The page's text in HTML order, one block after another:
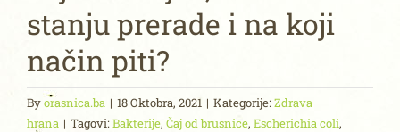
stanju prerade i na koji
način piti?
Byorasnica.ba | 18 Oktobra, 2021 | Kategorije:Zdrava
hrana | Tagovi:Bakterije, Čaj od brusnice, Escherichia coli,